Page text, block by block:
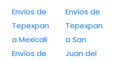
Envíos de
Tepexpan
a Mexicali
Envíos de
Envíos de
Tepexpan
a San
Juan del